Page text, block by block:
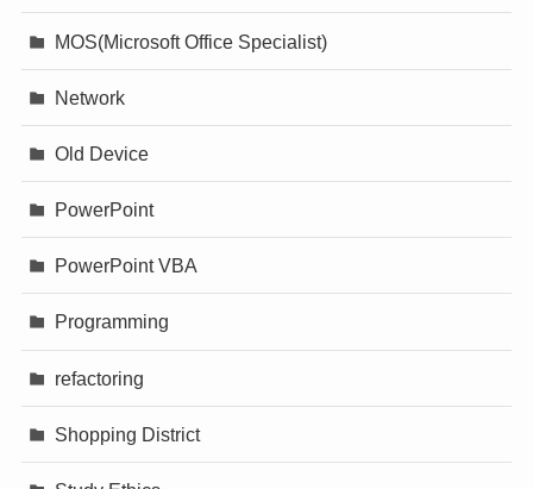
MOS(Microsoft Office Specialist)
Network
Old Device
PowerPoint
PowerPoint VBA
Programming
refactoring
Shopping District